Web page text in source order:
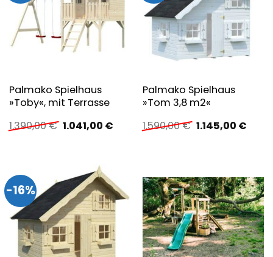
Palmako Spielhaus
»Toby«, mit Terrasse
1.390,00€ Ursprünglicher
1.041,00 €Aktueller
Palmako Spielhaus
»Tom 3,8 m2«
1.590,00€ Ursprünglicher
1.145,00 €
-16%